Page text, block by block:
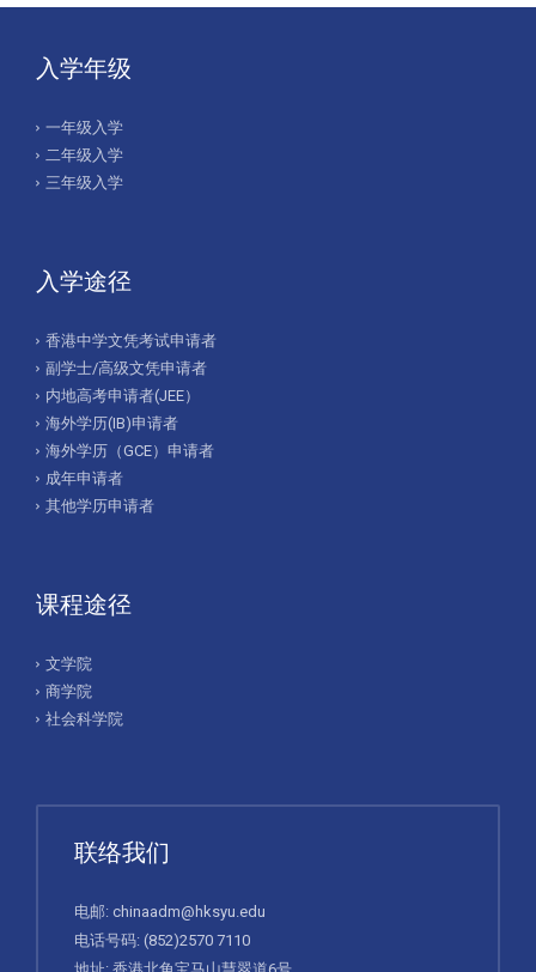
入学年级
一年级入学
二年级入学
三年级入学
入学途径
香港中学文凭考试申请者
副学士/高级文凭申请者
内地高考申请者(JEE）
海外学历(IB)申请者
海外学历（GCE）申请者
成年申请者
其他学历申请者
课程途径
文学院
商学院
社会科学院
联络我们
电邮: chinaadm@hksyu.edu
电话号码: (852)2570 7110